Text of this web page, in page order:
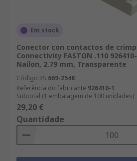
Em stock
Conector con contactos de
Connectivity FASTON .110
Nailon, 2.79 mm, Transparente
Código RS 669-2548
Referência do fabricante 926410-1
Subtotal (1 embalagem de 100 unidades)
29,20 €
Quantidade